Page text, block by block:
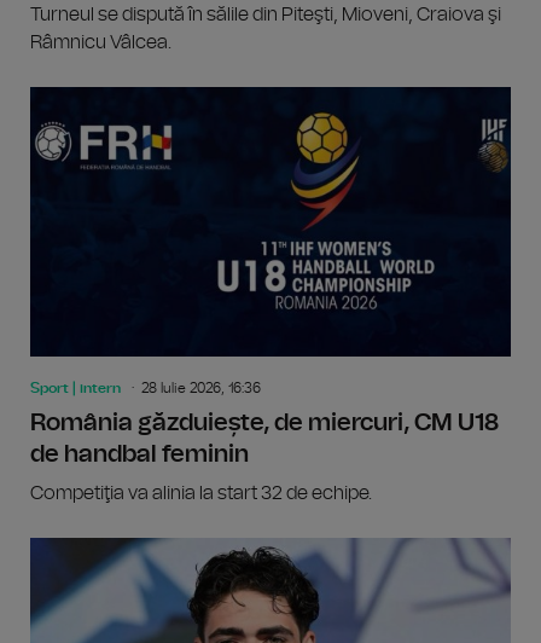
Turneul se dispută în sălile din Piteşti, Mioveni, Craiova şi
Râmnicu Vâlcea.
Sport | intern 28 Iulie 2026, 16:36
România găzduiește, de miercuri, CM U18
de handbal feminin
Competiţia va alinia la start 32 de echipe.